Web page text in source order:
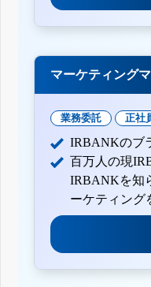
マーケティング
業務委託 正社
IRBANKのブ
百万人の現
IRBANKを知
ーケティング